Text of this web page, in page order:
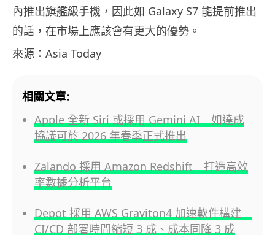
內推出旗艦級手機，因此如 Galaxy S7 能提前推出
的話，在市場上應該會有更大的優勢。
來源：Asia Today
相關文章:
Apple 全新 Siri 或採用 Gemini AI 如達成
協議可於 2026 年春季正式推出
Zalando 採用 Amazon Redshift 打造高效
率數據分析平台
Depot 採用 AWS Graviton4 加速軟件構建
CI/CD 部署時間縮短 3 成、成本同降 3 成